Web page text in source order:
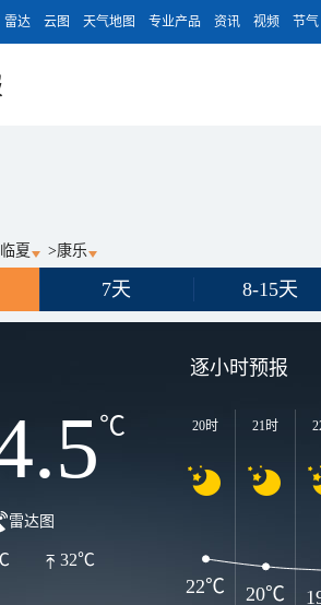
雷达 云图 天气地图 专业产品 资讯 视频 节气
临夏 >康乐
7天 8-15天
℃
雷达图
32℃
逐小时预报
20时 21时
22℃ 20℃